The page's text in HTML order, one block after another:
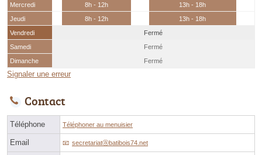
Mercredi
8h - 12h
13h - 18h
Jeudi
8h - 12h
13h - 18h
Vendredi
Fermé
Samedi
Fermé
Dimanche
Fermé
Signaler une erreur
Contact
Téléphone Téléphoner au menuisier
Email secretariatⓐbatibois74.net